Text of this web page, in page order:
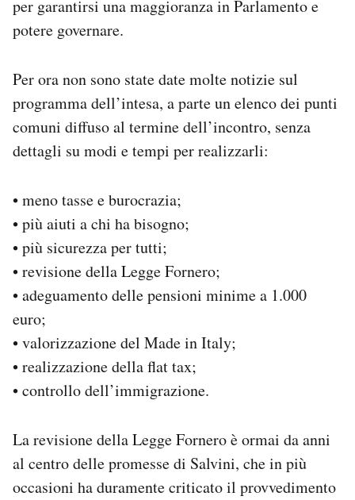
per garantirsi una maggioranza in Parlamento e
potere governare.
Per ora non sono state date molte notizie sul
programma dell’intesa, a parte un elenco dei punti
comuni diffuso al termine dell’incontro, senza
dettagli su modi e tempi per realizzarli:
• meno tasse e burocrazia;
• più aiuti a chi ha bisogno;
• più sicurezza per tutti;
• revisione della Legge Fornero;
• adeguamento delle pensioni minime a 1.000
euro;
• valorizzazione del Made in Italy;
• realizzazione della flat tax;
• controllo dell’immigrazione.
La revisione della Legge Fornero è ormai da anni
al centro delle promesse di Salvini, che in più
occasioni ha duramente criticato il provvedimento